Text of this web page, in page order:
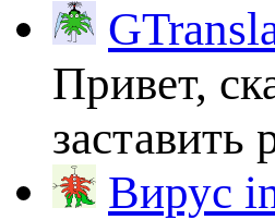
Привет,
заставить
Вирус